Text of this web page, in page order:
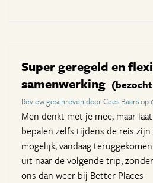
Super geregeld en
samenwerking
Review geschreven door Cees Baars
Men denkt met je mee, maar
bepalen zelfs tijdens de reis zijn
mogelijk, vandaag
uit naar de volgende trip,
ons dan weer bij Better Places